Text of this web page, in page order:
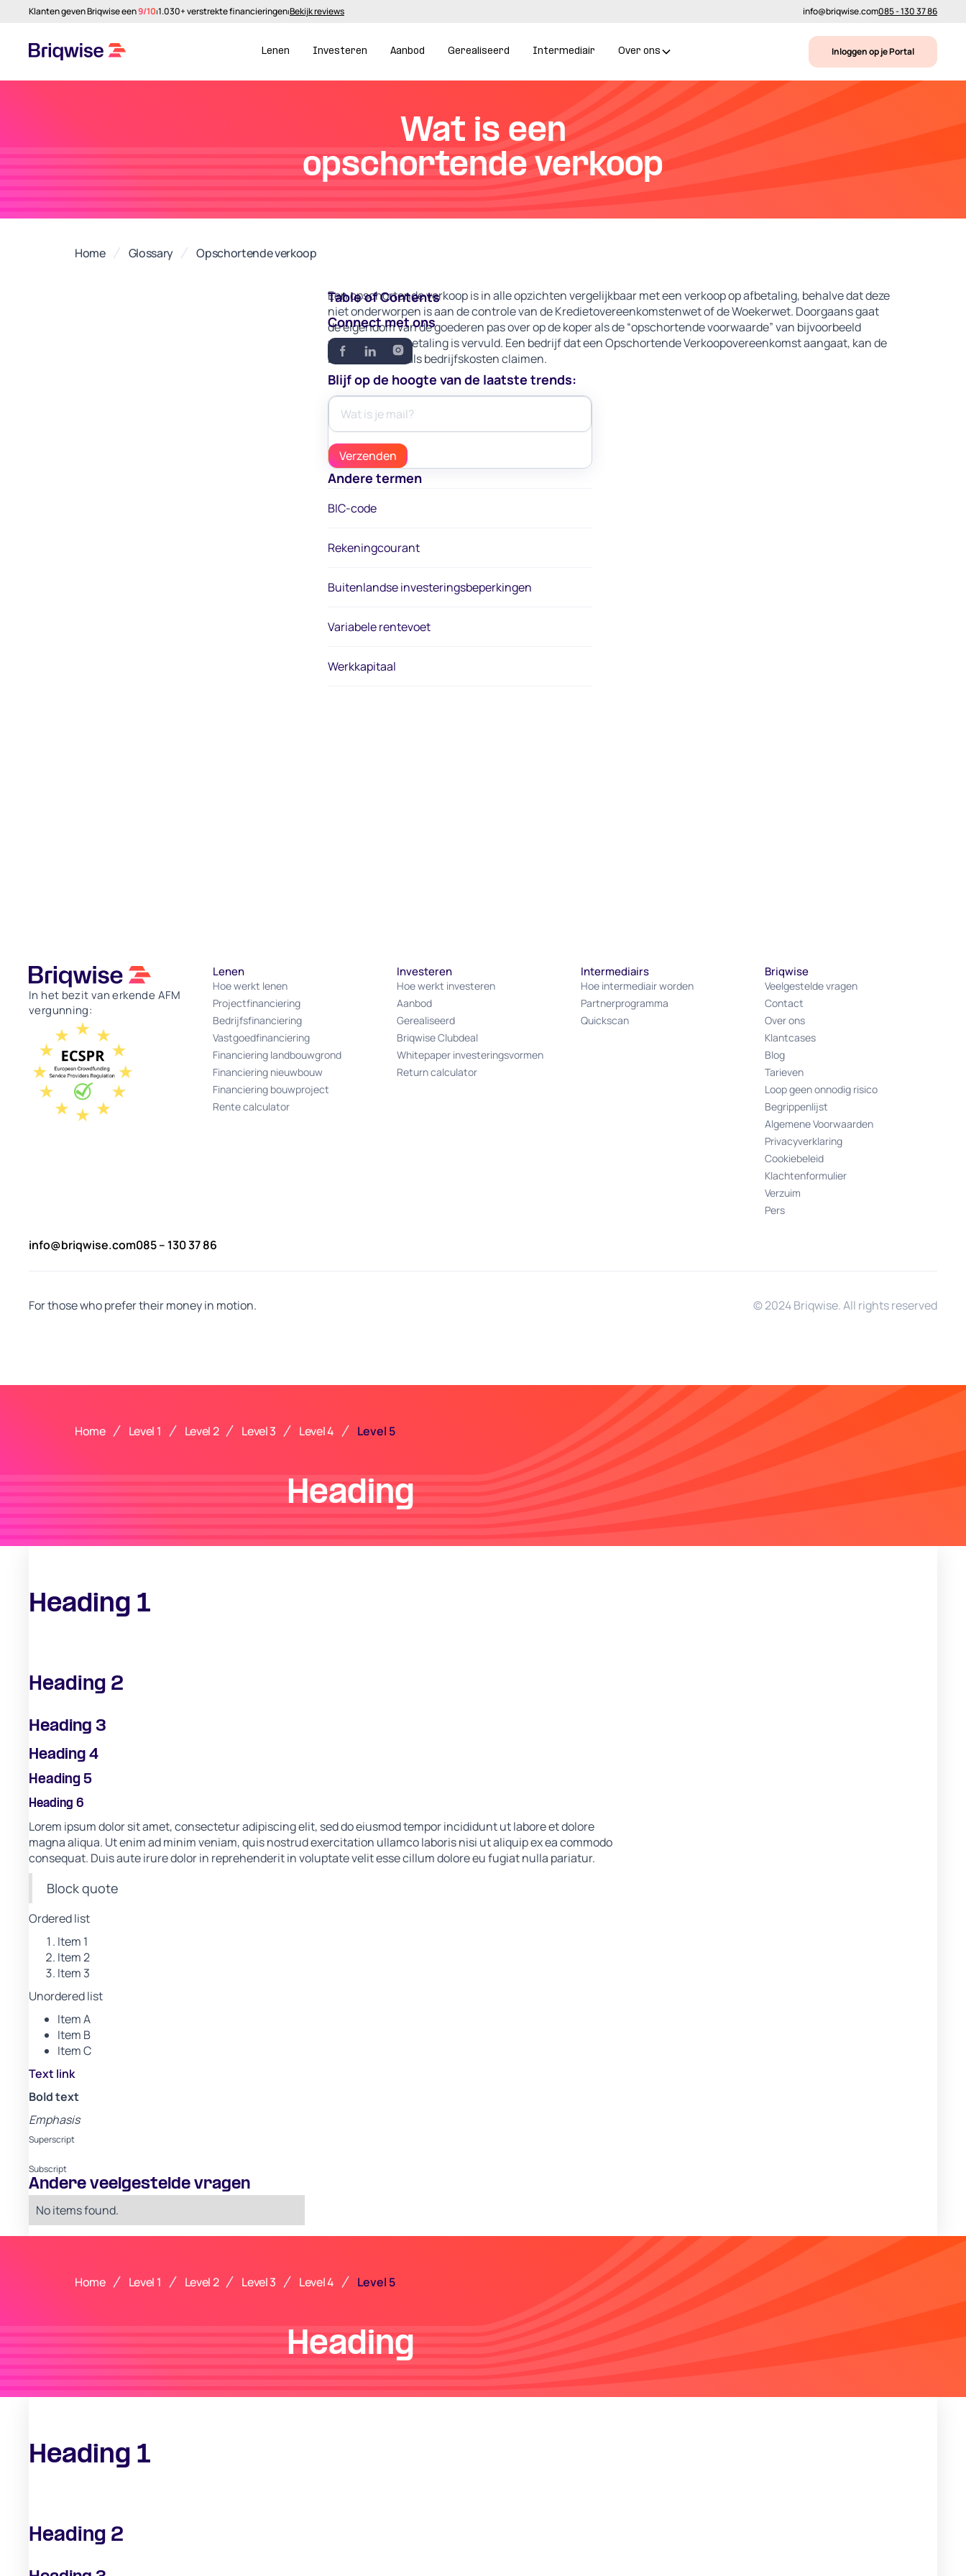
Klanten geven Briqwise een9/10⏐1.030+ verstrekte financieringen⏐Bekijk reviews info@briqwise.com085 - 130 37 86
Lenen Investeren Aanbod Gerealiseerd Intermediair Over ons Inloggen op je Portal
Wat is een
opschortende verkoop
Home Glossary Opschortende verkoop
Table of Contents
Connect met ons
Blijf op de hoogte van de laatste trends:
Andere termen
BIC-code
Rekeningcourant
Buitenlandse investeringsbeperkingen
Variabele rentevoet
Werkkapitaal
Een opschortende verkoop is in alle opzichten vergelijkbaar met een verkoop op afbetaling, behalve dat deze
niet onderworpen is aan de controle van de Kredietovereenkomstenwet of de Woekerwet. Doorgaans gaat
de eigendom van de goederen pas over op de koper als de “opschortende voorwaarde” van bijvoorbeeld
volledige terugbetaling is vervuld. Een bedrijf dat een Opschortende Verkoopovereenkomst aangaat, kan de
betaalde rente als bedrijfskosten claimen.
In het bezit van erkende AFM
vergunning:
Lenen
Hoe werkt lenen
Projectfinanciering
Bedrijfsfinanciering
Vastgoedfinanciering
Financiering landbouwgrond
Financiering nieuwbouw
Financiering bouwproject
Rente calculator
Investeren
Hoe werkt investeren
Aanbod
Gerealiseerd
Briqwise Clubdeal
Whitepaper investeringsvormen
Return calculator
Intermediairs
Hoe intermediair worden
Partnerprogramma
Quickscan
Briqwise
Veelgestelde vragen
Contact
Over ons
Klantcases
Blog
Tarieven
Loop geen onnodig risico
Begrippenlijst
Algemene Voorwaarden
Privacyverklaring
Cookiebeleid
Klachtenformulier
Verzuim
Pers
info@briqwise.com085 – 130 37 86
For those who prefer their money in motion. © 2024 Briqwise. All rights reserved
Home Level 1 Level 2 Level 3 Level 4 Level 5
Heading
Heading 1
Heading 2
Heading 3
Heading 4
Heading 5
Heading 6
Lorem ipsum dolor sit amet, consectetur adipiscing elit, sed do eiusmod tempor incididunt ut labore et dolore
magna aliqua. Ut enim ad minim veniam, quis nostrud exercitation ullamco laboris nisi ut aliquip ex ea commodo
consequat. Duis aute irure dolor in reprehenderit in voluptate velit esse cillum dolore eu fugiat nulla pariatur.
Block quote
Ordered list
Item 1
Item 2
Item 3
Unordered list
Item A
Item B
Item C
Text link
Bold text
Emphasis
Superscript
Subscript
Andere veelgestelde vragen
No items found.
Home Level 1 Level 2 Level 3 Level 4 Level 5
Heading
Heading 1
Heading 2